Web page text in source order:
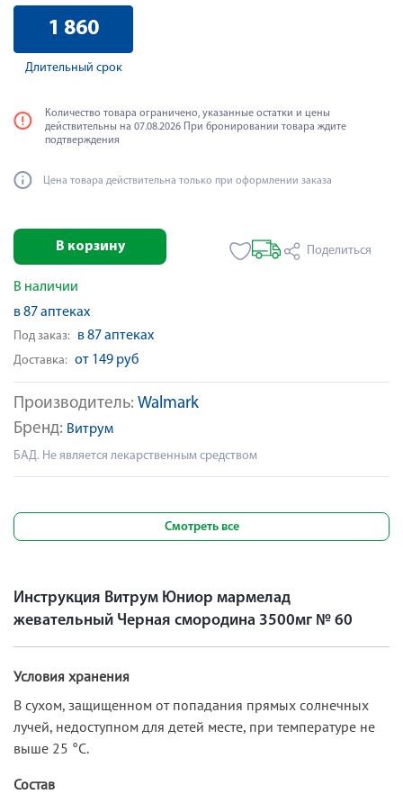
Производитель: Walmark
Бренд: Витрум
БАД. Не является лекарственным средством
1 860
Длительный срок
Количество товара ограничено, указанные остатки и цены
действительны на 07.08.2026 При бронировании товара ждите
подтверждения
Цена товара действительна только при оформлении заказа
В корзину Поделиться
В наличии
в 87 аптеках
Под заказ: в 87 аптеках
Доставка: от 149 руб
Смотреть все
Инструкция Витрум Юниор мармелад
жевательный Черная смородина 3500мг № 60
Условия хранения
В сухом, защищенном от попадания прямых солнечных
лучей, недоступном для детей месте, при температуре не
выше 25 °С.
Состав